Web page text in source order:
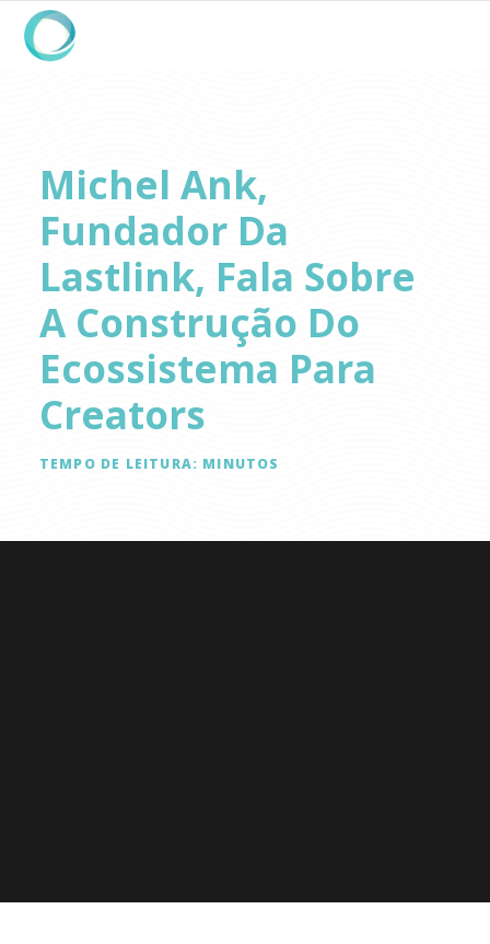
Michel Ank,
Fundador Da
Lastlink, Fala Sobre
A Construção Do
Ecossistema Para
Creators
TEMPO DE LEITURA: MINUTOS